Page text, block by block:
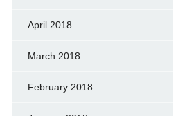
April 2018
March 2018
February 2018